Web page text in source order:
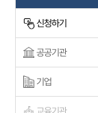
신청하기
공공기관
기업